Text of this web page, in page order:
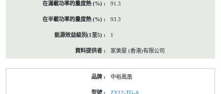
91.3
93.3
1
家美屋 (香港)有限公司
中裕鳳凰
ZY12-TG-A